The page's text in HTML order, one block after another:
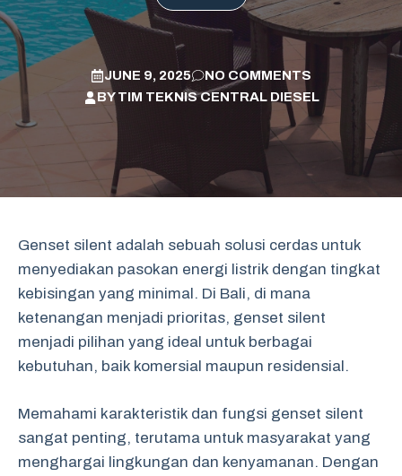
JUNE 9, 2025
NO COMMENTS
BYTIM TEKNIS CENTRAL DIESEL
Genset silent adalah sebuah solusi cerdas untuk
menyediakan pasokan energi listrik dengan tingkat
kebisingan yang minimal. Di Bali, di mana
ketenangan menjadi prioritas, genset silent
menjadi pilihan yang ideal untuk berbagai
kebutuhan, baik komersial maupun residensial.
Memahami karakteristik dan fungsi genset silent
sangat penting, terutama untuk masyarakat yang
menghargai lingkungan dan kenyamanan. Dengan